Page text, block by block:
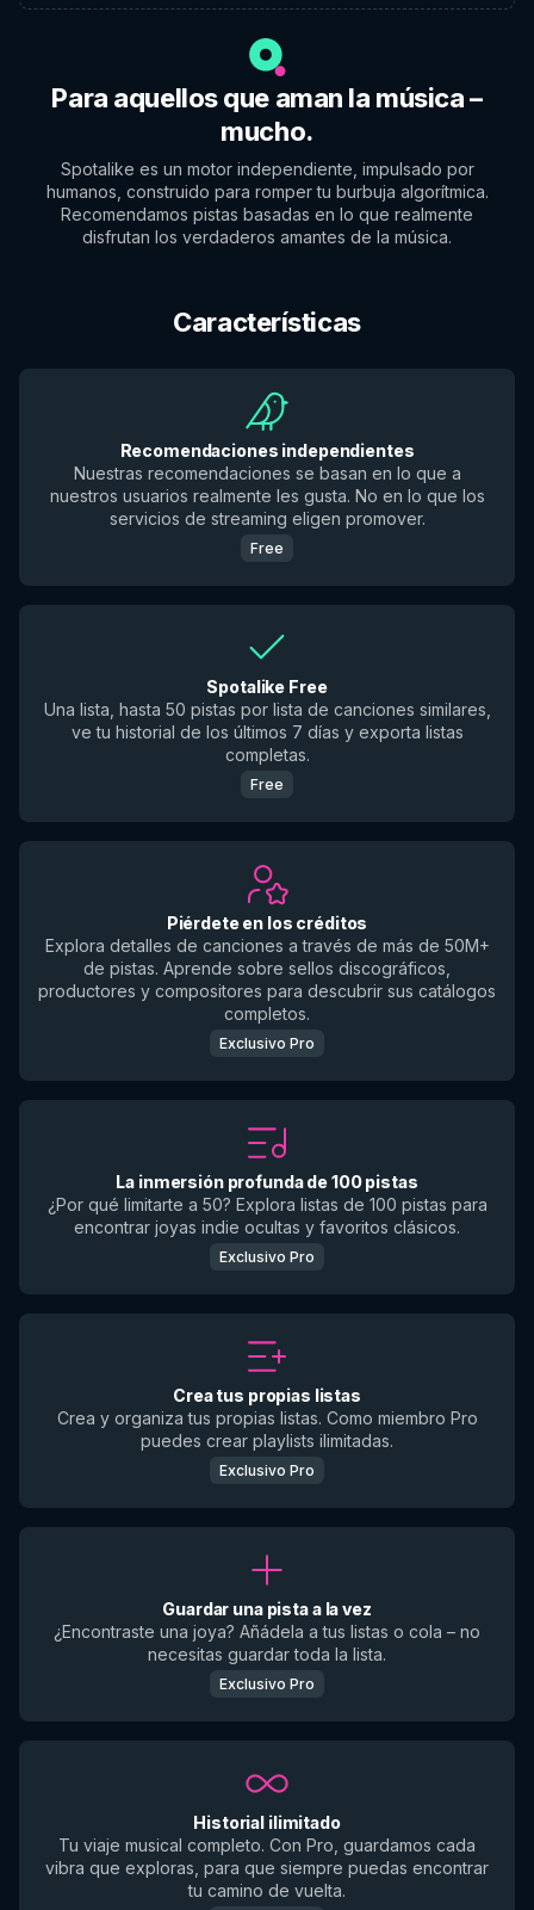
Para aquellos que aman la música –
mucho.
Spotalike es un motor independiente, impulsado por
humanos, construido para romper tu burbuja algorítmica.
Recomendamos pistas basadas en lo que realmente
disfrutan los verdaderos amantes de la música.
Características
Recomendaciones independientes
Nuestras recomendaciones se basan en lo que a
nuestros usuarios realmente les gusta. No en lo que los
servicios de streaming eligen promover.
Free
Spotalike Free
Una lista, hasta 50 pistas por lista de canciones similares,
ve tu historial de los últimos 7 días y exporta listas
completas.
Free
Piérdete en los créditos
Explora detalles de canciones a través de más de 50M+
de pistas. Aprende sobre sellos discográficos,
productores y compositores para descubrir sus catálogos
completos.
Exclusivo Pro
La inmersión profunda de 100 pistas
¿Por qué limitarte a 50? Explora listas de 100 pistas para
encontrar joyas indie ocultas y favoritos clásicos.
Exclusivo Pro
Crea tus propias listas
Crea y organiza tus propias listas. Como miembro Pro
puedes crear playlists ilimitadas.
Exclusivo Pro
Guardar una pista a la vez
¿Encontraste una joya? Añádela a tus listas o cola – no
necesitas guardar toda la lista.
Exclusivo Pro
Historial ilimitado
Tu viaje musical completo. Con Pro, guardamos cada
vibra que exploras, para que siempre puedas encontrar
tu camino de vuelta.